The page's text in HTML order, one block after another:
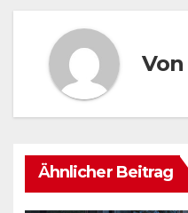
Von
Ähnlicher Beitrag